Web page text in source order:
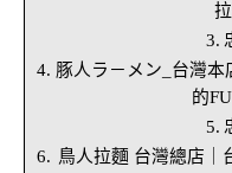
豚人ラ－メン_台灣
的
鳥人拉麵 台灣總店｜